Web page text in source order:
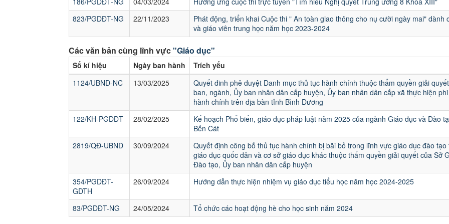
823/PGDĐT-NG
22/11/2023
Phát động, triển khai Cuộc thi " An toàn giao thông cho nụ cười ngày mai" dành
và giáo viên trung học năm học 2023-2024
Các văn bản cùng lĩnh vực"Giáo dục"
Số kí hiệu Ngày ban hành
Trích yếu
1124/UBND-NC
13/03/2025
Quyết đinh phê duyệt Danh mục thủ tục hành chính thuộc thẩm quyền giải
ban, ngành, Ủy ban nhân dân cấp huyện, Ủy ban nhân dân cấp xã thực hiện
hành chính trên địa bàn tỉnh Bình Dương
122/KH-PGDĐT
28/02/2025
Kế hoạch Phổ biến, giáo dục pháp luật năm 2025 của ngành Giáo dục và Đào
Bến Cát
2819/QĐ-UBND
30/09/2024
Quyết định công bố thủ tục hành chính bị bãi bỏ trong lĩnh vực giáo dục đào tạo
giáo dục quốc dân và cơ sở giáo dục khác thuộc thẩm quyền giải quyết của Sở
Đào tạo, Ủy ban nhân dân cấp huyện
354/PGDĐT-
GDTH
26/09/2024 Hướng dẫn thực hiện nhiệm vụ giáo dục tiểu học năm học 2024-2025
83/PGDĐT-NG 24/05/2024 Tổ chức các hoạt động hè cho học sinh năm 2024